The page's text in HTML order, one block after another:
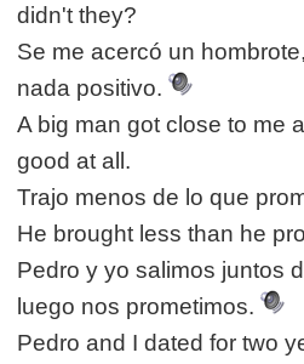
didn't they?
Se me acercó un
nada positivo.
A big man got close to me
good at all.
Trajo menos de lo que
He brought less than he
Pedro y yo salimos juntos
luego nos prometimos.
Pedro and I dated for two